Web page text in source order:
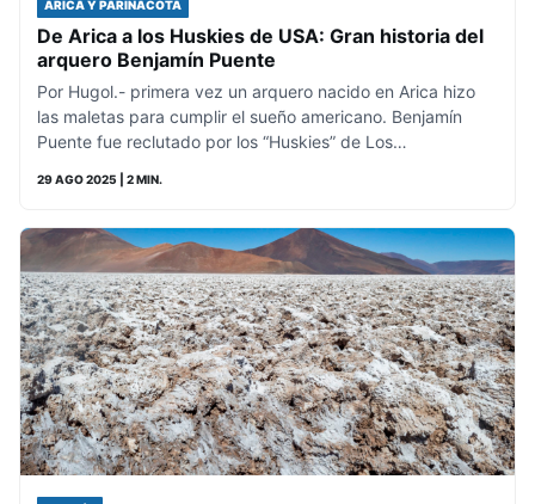
ARICA Y PARINACOTA
De Arica a los Huskies de USA: Gran historia del
arquero Benjamín Puente
Por Hugol.- primera vez un arquero nacido en Arica hizo
las maletas para cumplir el sueño americano. Benjamín
Puente fue reclutado por los “Huskies” de Los…
29 AGO 2025 | 2 MIN.